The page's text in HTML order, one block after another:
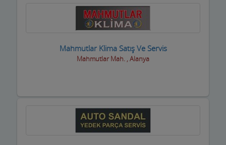
Mahmutlar Klima Satış Ve Servis
Mahmutlar Mah. , Alanya